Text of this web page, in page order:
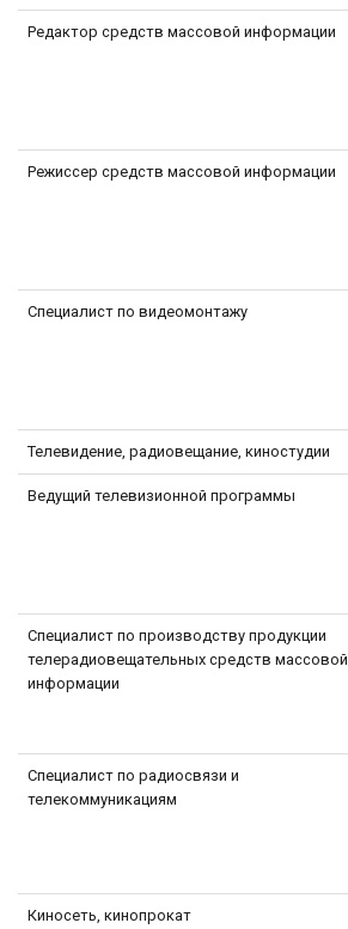
Редактор средств массовой информации
Режиссер средств массовой информации
Специалист по видеомонтажу
Телевидение, радиовещание, киностудии
Ведущий телевизионной программы
Специалист по производству продукции
телерадиовещательных средств массовой
информации
Специалист по радиосвязи и
телекоммуникациям
Киносеть, кинопрокат